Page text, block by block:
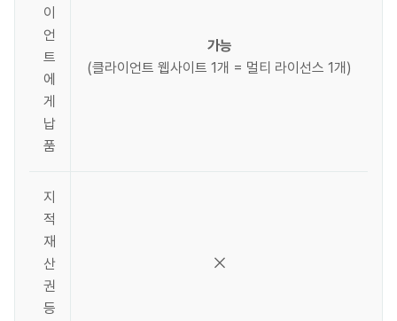
이
언
트
에
게
납
품
가능
(클라이언트 웹사이트 1개 = 멀티 라이선스 1개)
지
적
재
산
권
등